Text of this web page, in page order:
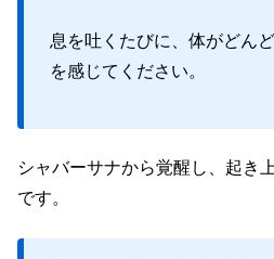
息を吐くたびに、体がどん
を感じてください。
シャバーサナから覚醒し、起き
です。